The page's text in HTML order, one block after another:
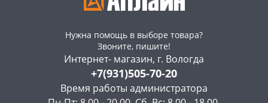
Нужна помощь в выборе товара?
Звоните, пишите!
Интернет- магазин, г. Вологда
+7(931)505-70-20
Время работы администратора